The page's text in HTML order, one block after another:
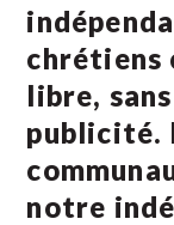
chrétiens
libre,
publicité.
notre